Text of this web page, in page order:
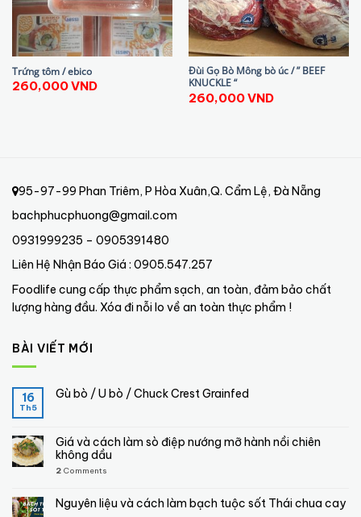
Trứng tôm / ebico
260,000VND
Đùi Gọ Bò Mông bò úc / ” BEEF
KNUCKLE “
260,000VND
95-97-99 Phan Triêm, P Hòa Xuân,Q. Cẩm Lệ, Đà Nẵng
bachphucphuong@gmail.com
0931999235 – 0905391480
Liên Hệ Nhận Báo Giá : 0905.547.257
Foodlife cung cấp thực phẩm sạch, an toàn, đảm bảo chất
lượng hàng đầu. Xóa đi nỗi lo về an toàn thực phẩm !
BÀI VIẾT MỚI
16
Th5
Gù bò / U bò / Chuck Crest Grainfed
Giá và cách làm sò điệp nướng mỡ hành nồi chiên
không dầu
2 Comments
Nguyên liệu và cách làm bạch tuộc sốt Thái chua cay